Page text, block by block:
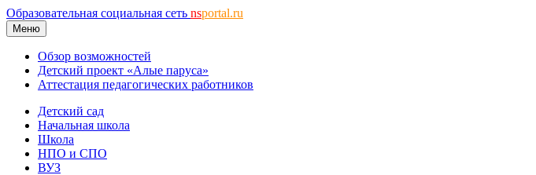
Образовательная социальная сеть nsportal.ru
Меню
Обзор возможностей
Детский проект «Алые паруса»
Аттестация педагогических работников
Детский сад
Начальная школа
Школа
НПО и СПО
ВУЗ